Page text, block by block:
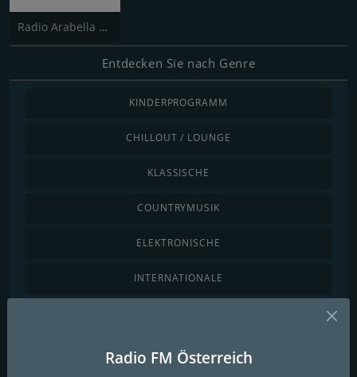
Radio Arabella Oberösterreich
Entdecken Sie nach Genre
KINDERPROGRAMM
CHILLOUT / LOUNGE
KLASSISCHE
COUNTRYMUSIK
ELEKTRONISCHE
INTERNATIONALE
LATINO / KARIBIK
Radio FM Österreich